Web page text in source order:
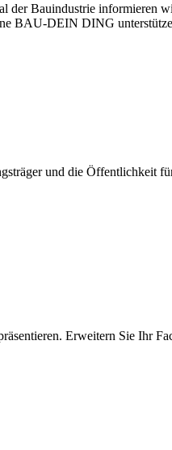
Bauindustrie informieren
BAU-DEIN DING
und die Öffentlichkeit
Erweitern Sie Ihr